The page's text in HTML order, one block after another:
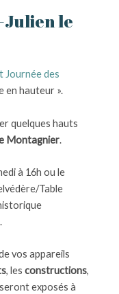
le
Journée des
en hauteur ».
quelques hauts
Montagnier.
à 16h ou le
Table
vos appareils
, les constructions,
exposés à